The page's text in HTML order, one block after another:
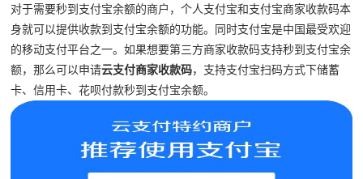
对于需要秒到支付宝余额的商户，个人支付宝和支付宝商家收款码本
身就可以提供收款到支付宝余额的功能。同时支付宝是中国最受欢迎
的移动支付平台之一。如果想要第三方商家收款码支持秒到支付宝余
额，那么可以申请云支付商家收款码，支持支付宝扫码方式下储蓄
卡、信用卡、花呗付款秒到支付宝余额。